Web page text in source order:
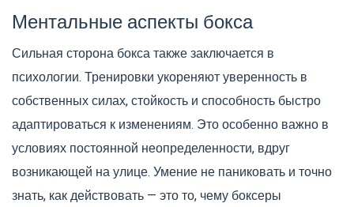
Ментальные аспекты бокса
Сильная сторона бокса также заключается в
психологии. Тренировки укореняют уверенность в
собственных силах, стойкость и способность быстро
адаптироваться к изменениям. Это особенно важно в
условиях постоянной неопределенности, вдруг
возникающей на улице. Умение не паниковать и точно
знать, как действовать — это то, чему боксеры